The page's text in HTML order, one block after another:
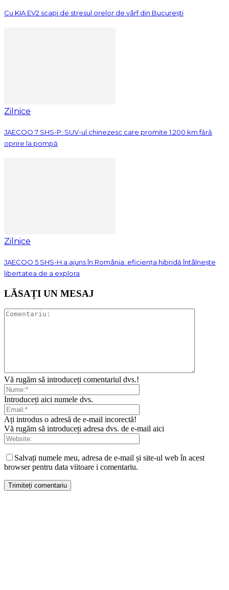
Cu KIA EV2 scapi de stresul orelor de vârf din București
Zilnice
JAECOO 7 SHS-P: SUV-ul chinezesc care promite 1.200 km fără
oprire la pompă
Zilnice
JAECOO 5 SHS-H a ajuns în România: eficiența hibridă întâlnește
libertatea de a explora
LĂSAȚI UN MESAJ
Vă rugăm să introduceți comentariul dvs.!
Introduceți aici numele dvs.
Ați introdus o adresă de e-mail incorectă!
Vă rugăm să introduceți adresa dvs. de e-mail aici
Salvați numele meu, adresa de e-mail și site-ul web în acest
browser pentru data viitoare i comentariu.